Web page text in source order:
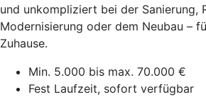
und unkompliziert bei der Sanierung,
Modernisierung oder dem Neubau –
Zuhause.
Min. 5.000 bis max. 70.000 €
Fest Laufzeit, sofort verfügbar